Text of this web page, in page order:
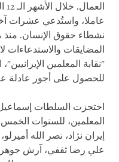
عاملا، واستُدعي عشرات
نشطاء حقوق الإنسان. منذ
المضايقات
"نقابة المعلمين
للحصول على أجور عادلة
احتجزت السلطات إسماعيل
المعلمين، للسنوات
إيران نژاد، نصر الله
علي رضا ثقفي، آرش